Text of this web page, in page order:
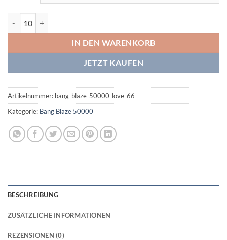
IN DEN WARENKORB
JETZT KAUFEN
Artikelnummer: bang-blaze-50000-love-66
Kategorie: Bang Blaze 50000
BESCHREIBUNG
ZUSÄTZLICHE INFORMATIONEN
REZENSIONEN (0)